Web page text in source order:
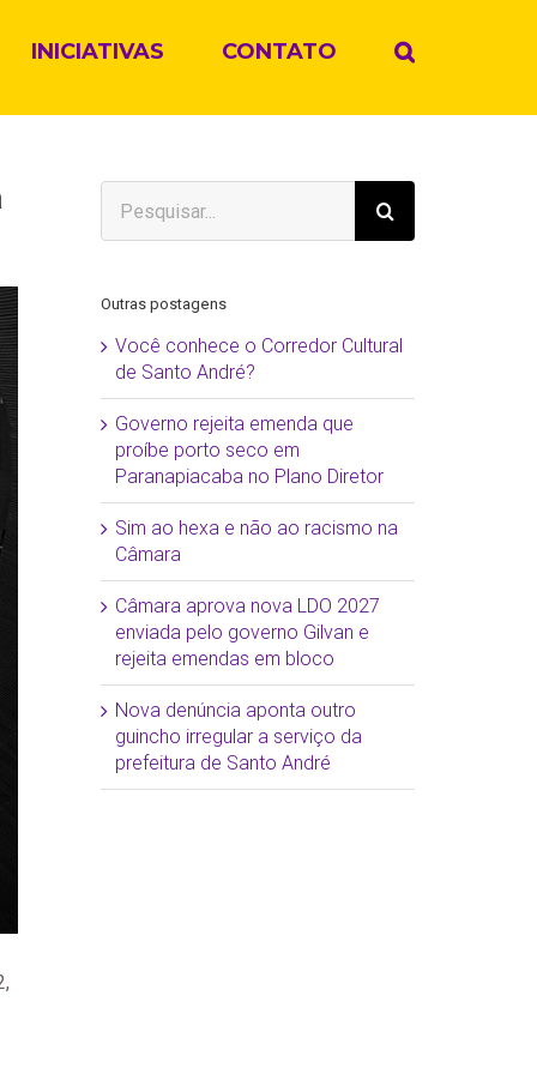
INICIATIVAS CONTATO
resultados
para:
Outras postagens
Você conhece o Corredor Cultural
de Santo André?
Governo rejeita emenda que
proíbe porto seco em
Paranapiacaba no Plano Diretor
Sim ao hexa e não ao racismo na
Câmara
Câmara aprova nova LDO 2027
enviada pelo governo Gilvan e
rejeita emendas em bloco
Nova denúncia aponta outro
guincho irregular a serviço da
prefeitura de Santo André